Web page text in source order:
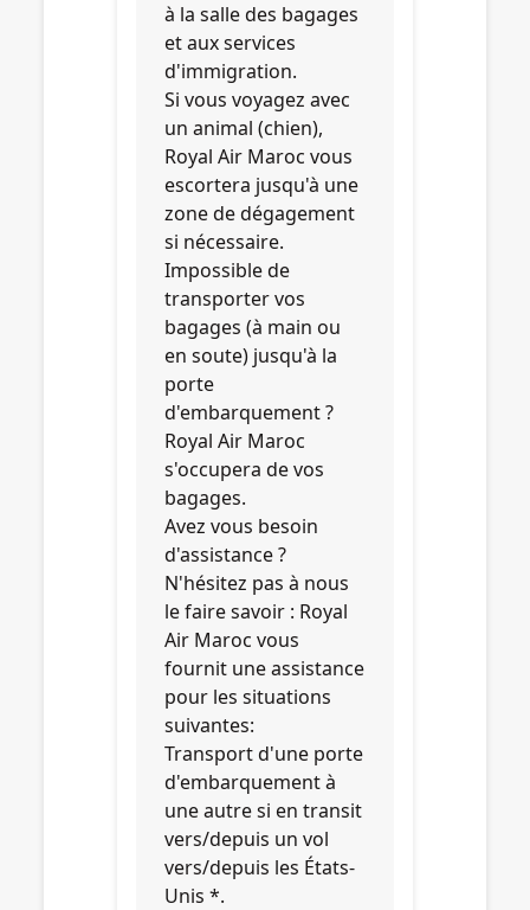
à la salle des bagages
et aux services
d'immigration.
Si vous voyagez avec
un animal (chien),
Royal Air Maroc vous
escortera jusqu'à une
zone de dégagement
si nécessaire.
Impossible de
transporter vos
bagages (à main ou
en soute) jusqu'à la
porte
d'embarquement ?
Royal Air Maroc
s'occupera de vos
bagages.
Avez vous besoin
d'assistance ?
N'hésitez pas à nous
le faire savoir : Royal
Air Maroc vous
fournit une assistance
pour les situations
suivantes:
Transport d'une porte
d'embarquement à
une autre si en transit
vers/depuis un vol
vers/depuis les États-
Unis *.